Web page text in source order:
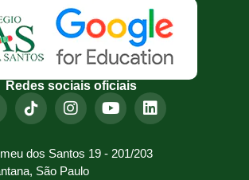
Redes sociais oficiais
dos Santos 19 - 201/203
São Paulo